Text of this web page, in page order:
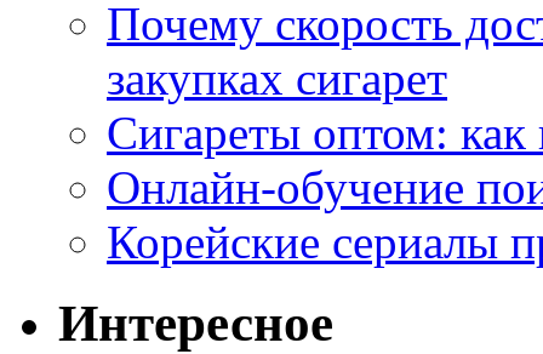
Почему скорость
закупках сигарет
Сигареты оптом:
Онлайн-обучение
Корейские сериалы
Интересное